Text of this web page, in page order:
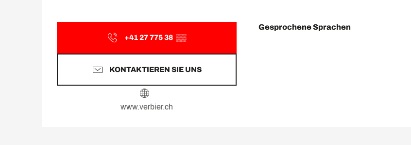
+41 27 775 38 ▒▒
KONTAKTIEREN SIE UNS
www.verbier.ch
Gesprochene Sprachen
Gesprochene Sprachen